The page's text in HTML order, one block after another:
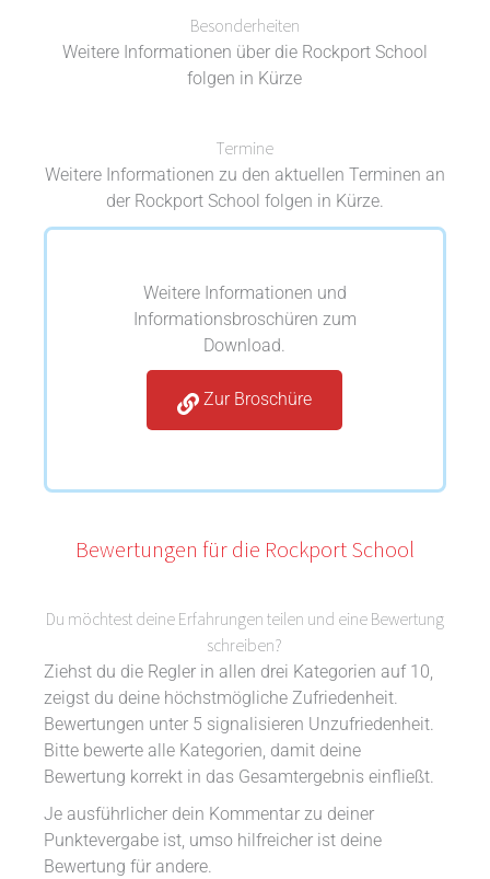
Besonderheiten
Weitere Informationen über die Rockport School
folgen in Kürze
Termine
Weitere Informationen zu den aktuellen Terminen an
der Rockport School folgen in Kürze.
Weitere Informationen und
Informationsbroschüren zum
Download.
Zur Broschüre
Bewertungen für die Rockport School
Du möchtest deine Erfahrungen teilen und eine Bewertung
schreiben?
Ziehst du die Regler in allen drei Kategorien auf 10,
zeigst du deine höchstmögliche Zufriedenheit.
Bewertungen unter 5 signalisieren Unzufriedenheit.
Bitte bewerte alle Kategorien, damit deine
Bewertung korrekt in das Gesamtergebnis einfließt.
Je ausführlicher dein Kommentar zu deiner
Punktevergabe ist, umso hilfreicher ist deine
Bewertung für andere.